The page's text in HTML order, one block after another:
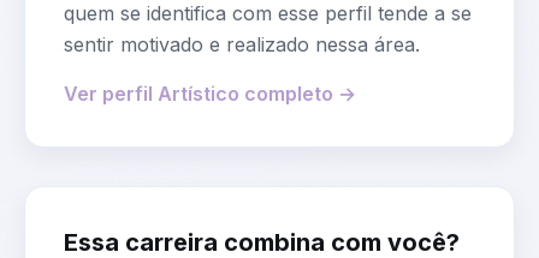
quem se identifica com esse perfil tende a se
sentir motivado e realizado nessa área.
Ver perfil Artístico completo →
Essa carreira combina com você?